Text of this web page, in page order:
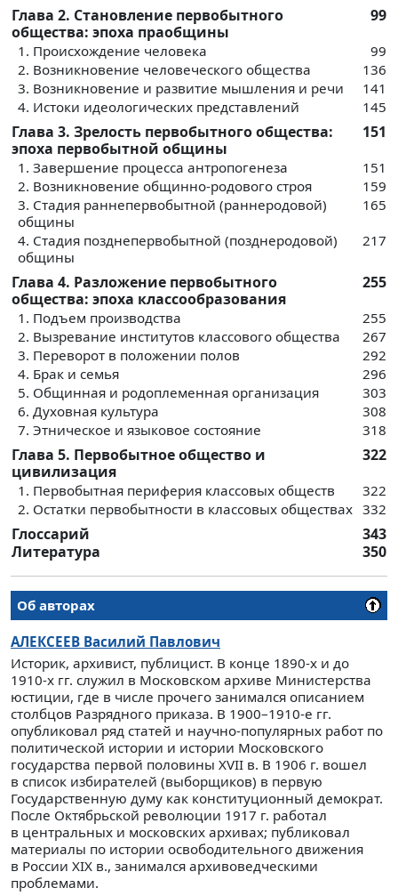
Глава 2. Становление первобытного
общества: эпоха праобщины
99
1. Происхождение человека
99
2. Возникновение человеческого общества
136
3. Возникновение и развитие мышления и речи
141
4. Истоки идеологических представлений
145
Глава 3. Зрелость первобытного общества:
эпоха первобытной общины
151
1. Завершение процесса антропогенеза
151
2. Возникновение общинно-родового строя
159
3. Стадия раннепервобытной (раннеродовой)
общины
165
4. Стадия позднепервобытной (позднеродовой)
общины
217
Глава 4. Разложение первобытного
общества: эпоха классообразования
255
1. Подъем производства
255
2. Вызревание институтов классового общества
267
3. Переворот в положении полов
292
4. Брак и семья
296
5. Общинная и родоплеменная организация
303
6. Духовная культура
308
7. Этническое и языковое состояние
318
Глава 5. Первобытное общество и
цивилизация
322
1. Первобытная периферия классовых обществ
322
2. Остатки первобытности в классовых обществах 332
Глоссарий
343
Литература
350
Об авторах
АЛЕКСЕЕВ Василий Павлович
Историк, архивист, публицист. В конце 1890-х и до
1910-х гг. служил в Московском архиве Министерства
юстиции, где в числе прочего занимался описанием
столбцов Разрядного приказа. В 1900–1910-е гг.
опубликовал ряд статей и научно-популярных работ по
политической истории и истории Московского
государства первой половины XVII в. В 1906 г. вошел
в список избирателей (выборщиков) в первую
Государственную думу как конституционный демократ.
После Октябрьской революции 1917 г. работал
в центральных и московских архивах; публиковал
материалы по истории освободительного движения
в России XIX в., занимался архивоведческими
проблемами.